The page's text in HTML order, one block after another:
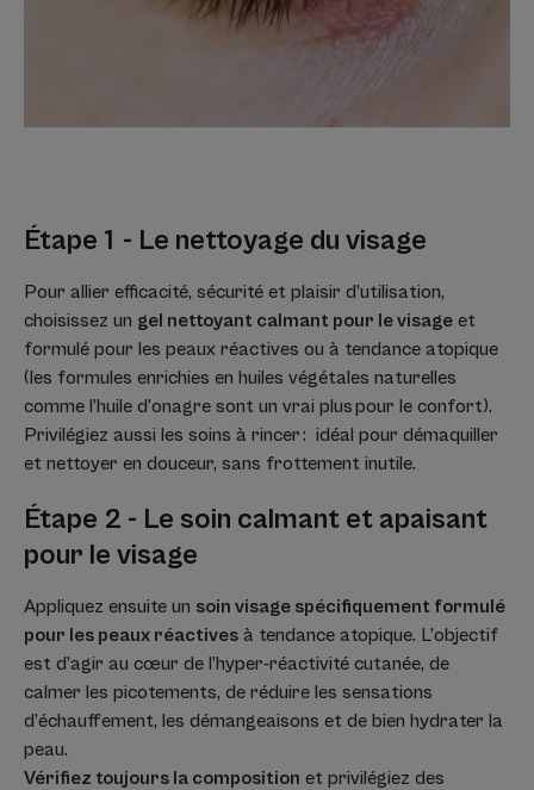
Étape 1 - Le nettoyage du visage
Pour allier efficacité, sécurité et plaisir d’utilisation,
choisissez un gel nettoyant calmant pour le visage et
formulé pour les peaux réactives ou à tendance atopique
(les formules enrichies en huiles végétales naturelles
comme l’huile d’onagre sont un vrai plus pour le confort).
Privilégiez aussi les soins à rincer : idéal pour démaquiller
et nettoyer en douceur, sans frottement inutile.
Étape 2 - Le soin calmant et apaisant
pour le visage
Appliquez ensuite un soin visage spécifiquement formulé
pour les peaux réactives à tendance atopique. L’objectif
est d’agir au cœur de l’hyper-réactivité cutanée, de
calmer les picotements, de réduire les sensations
d’échauffement, les démangeaisons et de bien hydrater la
peau.
Vérifiez toujours la composition et privilégiez des